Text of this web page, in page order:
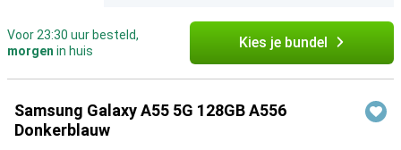
Voor 23:30 uur besteld,
morgen in huis Kies je bundel
Samsung Galaxy A55 5G 128GB A556
Donkerblauw